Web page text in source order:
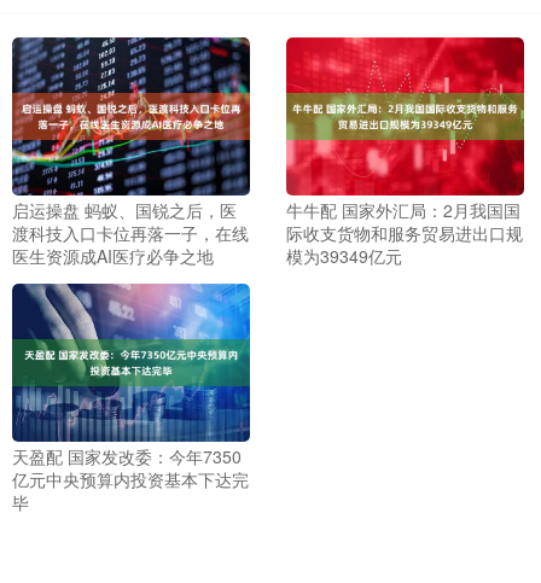
启运操盘 蚂蚁、国锐之后，医
渡科技入口卡位再落一子，在线
医生资源成AI医疗必争之地
牛牛配 国家外汇局：2月我国国
际收支货物和服务贸易进出口规
模为39349亿元
天盈配 国家发改委：今年7350
亿元中央预算内投资基本下达完
毕